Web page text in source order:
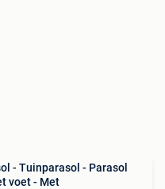
- Tuinparasol - Parasol
voet - Met